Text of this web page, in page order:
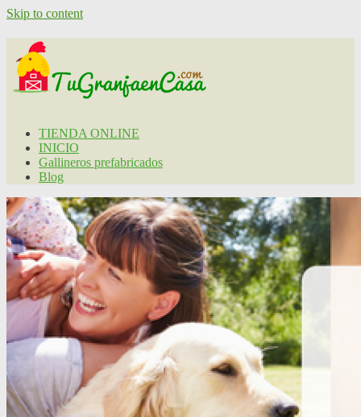
Skip to content
TIENDA ONLINE
INICIO
Gallineros prefabricados
Blog